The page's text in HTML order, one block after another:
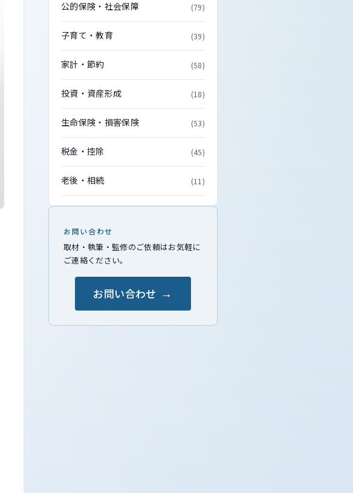
公的保険・社会保障 (79)
子育て・教育 (39)
家計・節約 (58)
投資・資産形成 (18)
生命保険・損害保険 (53)
税金・控除 (45)
老後・相続 (11)
お問い合わせ
取材・執筆・監修のご依頼はお気軽に
ご連絡ください。
お問い合わせ